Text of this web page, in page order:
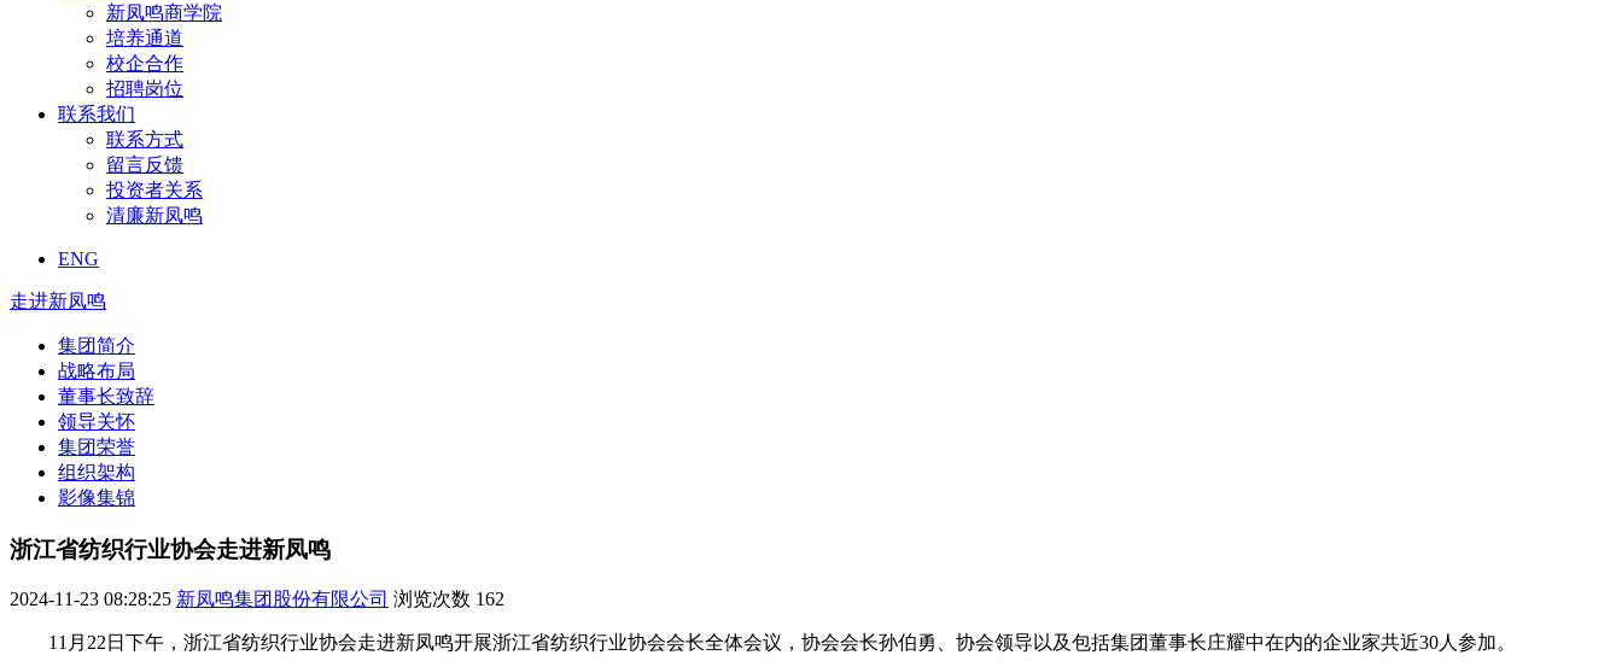
新凤鸣商学院
培养通道
校企合作
招聘岗位
联系我们
联系方式
留言反馈
投资者关系
清廉新凤鸣
ENG
走进新凤鸣
集团简介
战略布局
董事长致辞
领导关怀
集团荣誉
组织架构
影像集锦
浙江省纺织行业协会走进新凤鸣
2024-11-23 08:28:25 新凤鸣集团股份有限公司 浏览次数 162
11月22日下午，浙江省纺织行业协会走进新凤鸣开展浙江省纺织行业协会会长全体会议，协会会长孙伯勇、协会领导以及包括集团董事长庄耀中在内的企业家共近30人参加。